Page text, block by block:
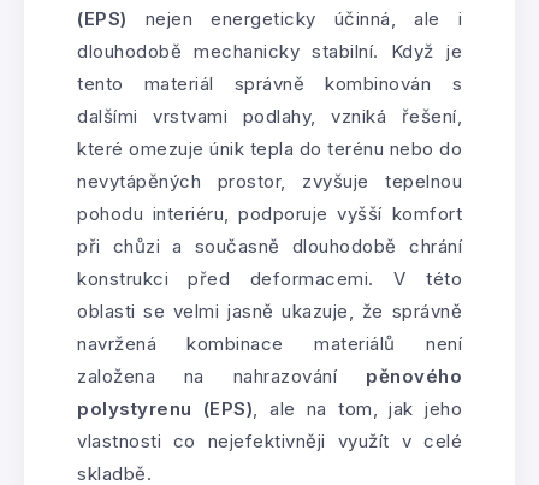
(EPS) nejen energeticky účinná, ale i
dlouhodobě mechanicky stabilní. Když je
tento materiál správně kombinován s
dalšími vrstvami podlahy, vzniká řešení,
které omezuje únik tepla do terénu nebo do
nevytápěných prostor, zvyšuje tepelnou
pohodu interiéru, podporuje vyšší komfort
při chůzi a současně dlouhodobě chrání
konstrukci před deformacemi. V této
oblasti se velmi jasně ukazuje, že správně
navržená kombinace materiálů není
založena na nahrazování pěnového
polystyrenu (EPS), ale na tom, jak jeho
vlastnosti co nejefektivněji využít v celé
skladbě.